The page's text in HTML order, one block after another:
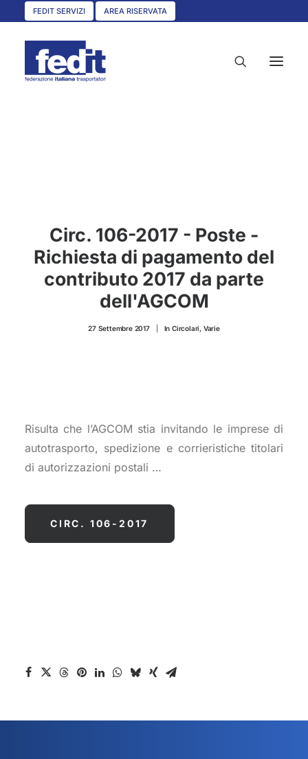
FEDIT SERVIZI AREA RISERVATA
UNISCITI A NOI
CONVENZIONI
ASSOCIAZIONI TERRITORIALI
Circ. 106-2017 - Poste -
Richiesta di pagamento del
contributo 2017 da parte
dell'AGCOM
27 Settembre 2017 In Circolari, Varie
Risulta che l’AGCOM stia invitando le imprese di
autotrasporto, spedizione e corrieristiche titolari
di autorizzazioni postali …
CIRC. 106-2017